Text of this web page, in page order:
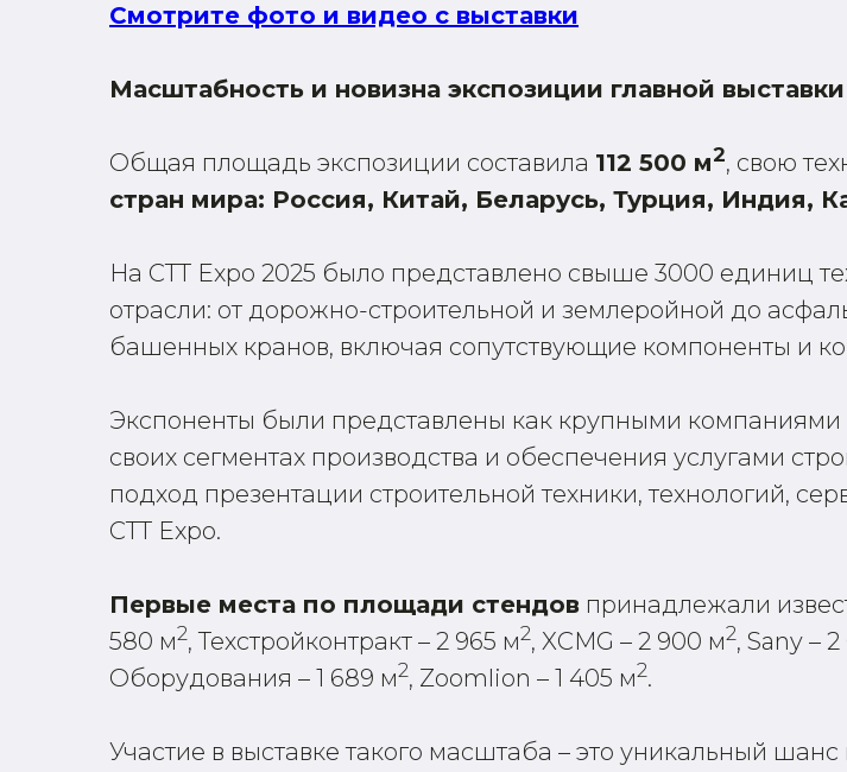
Смотрите фото и видео с выставки
Масштабность и новизна экспозиции главной
Общая площадь экспозиции составила 112 500 м2, свою
стран мира: Россия, Китай, Беларусь, Турция, Индия,
На CTT Expo 2025 было представлено свыше 3000 единиц
отрасли: от дорожно-строительной и землеройной до
башенных кранов, включая сопутствующие компоненты и
Экспоненты были представлены как крупными
своих сегментах производства и обеспечения услугами
подход презентации строительной техники, технологий,
CTT Expo.
Первые места по площади стендов принадлежали
580 м2, Техстройконтракт – 2 965 м2, XCMG – 2 900 м2, Sany –
Оборудования – 1 689 м2, Zoomlion – 1 405 м2.
Участие в выставке такого масштаба – это уникальный